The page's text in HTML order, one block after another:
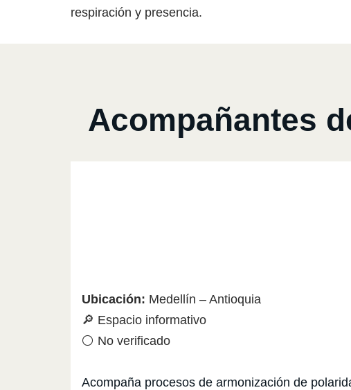
respiración y presencia.
Acompañantes
Ubicación: Medellín – Antioquia
🔎 Espacio informativo
⚪ No verificado
Acompaña procesos de armonización de